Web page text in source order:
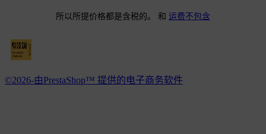
所以所提价格都是含税的。 和 运费不包含
©2026-由PrestaShop™ 提供的电子商务软件